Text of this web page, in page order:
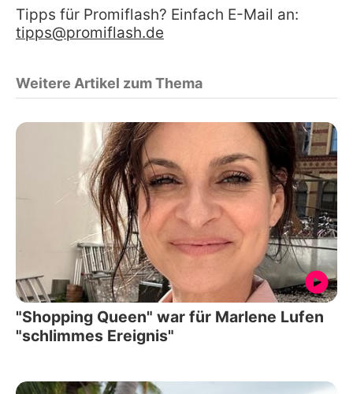
Tipps für Promiflash? Einfach E-Mail an:
tipps@promiflash.de
Weitere Artikel zum Thema
"Shopping Queen" war für Marlene Lufen
"schlimmes Ereignis"